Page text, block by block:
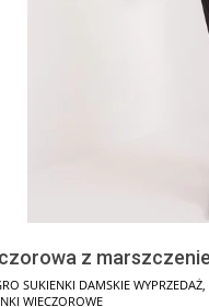
z
SUKIENKI DAMSKIE WYPRZEDAŻ
WIECZOROWE